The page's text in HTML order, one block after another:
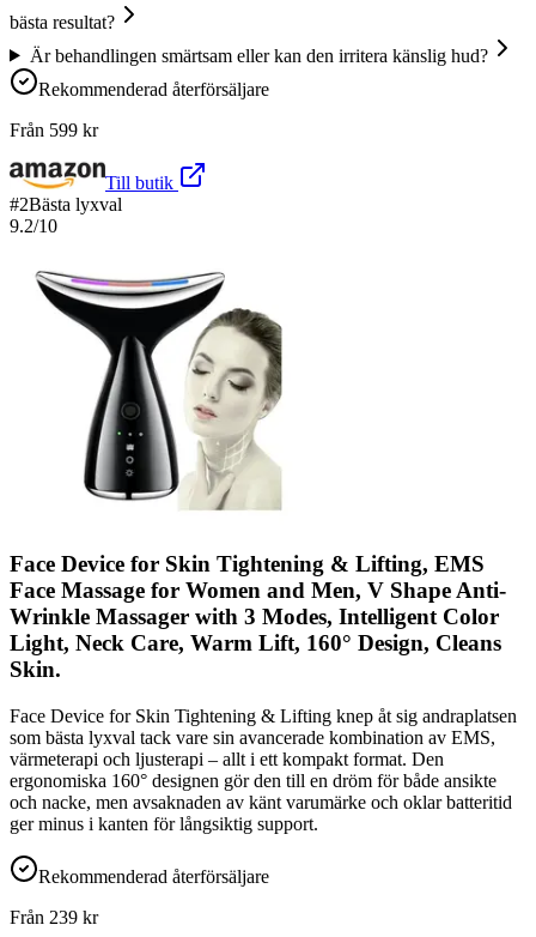
bästa resultat?
Är behandlingen smärtsam eller kan den irritera känslig hud?
Rekommenderad återförsäljare
Från 599 kr
Till butik
#2Bästa lyxval
9.2/10
Face Device for Skin Tightening & Lifting, EMS
Face Massage for Women and Men, V Shape Anti-
Wrinkle Massager with 3 Modes, Intelligent Color
Light, Neck Care, Warm Lift, 160° Design, Cleans
Skin.
Face Device for Skin Tightening & Lifting knep åt sig andraplatsen
som bästa lyxval tack vare sin avancerade kombination av EMS,
värmeterapi och ljusterapi – allt i ett kompakt format. Den
ergonomiska 160° designen gör den till en dröm för både ansikte
och nacke, men avsaknaden av känt varumärke och oklar batteritid
ger minus i kanten för långsiktig support.
Rekommenderad återförsäljare
Från 239 kr